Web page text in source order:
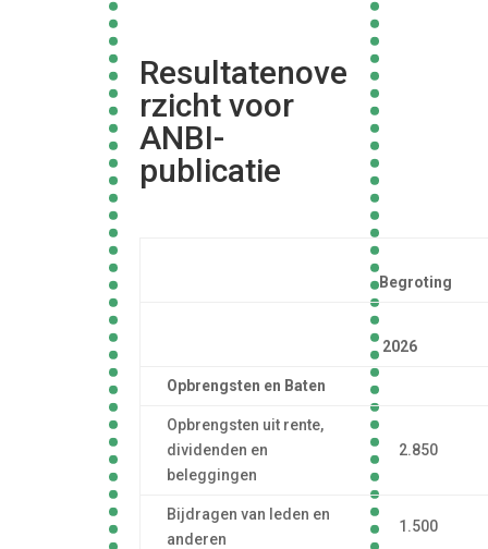
Resultatenove
rzicht voor
ANBI-
publicatie
Begroting
2026
Opbrengsten en Baten
Opbrengsten uit rente,
dividenden en
beleggingen
2.850
Bijdragen van leden en
anderen
1.500